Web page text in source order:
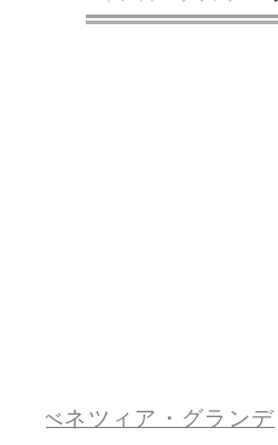
べネツィア・グランデ